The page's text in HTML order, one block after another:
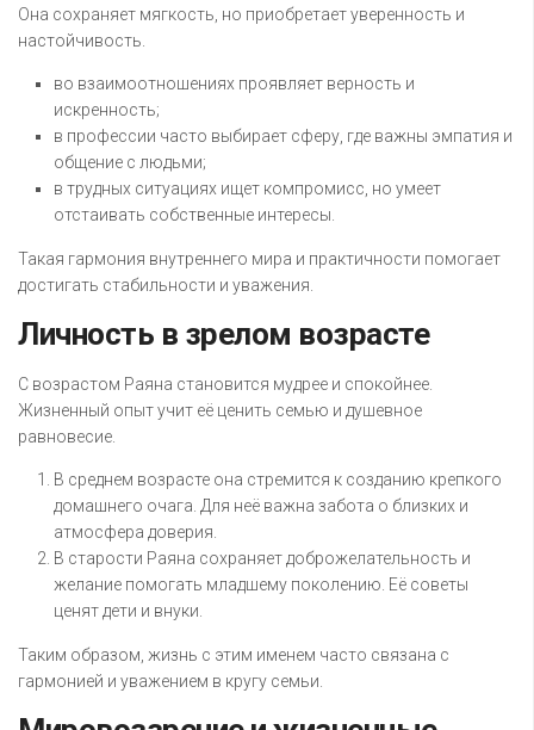
Она сохраняет мягкость, но приобретает уверенность и
настойчивость.
во взаимоотношениях проявляет верность и
искренность;
в профессии часто выбирает сферу, где важны эмпатия и
общение с людьми;
в трудных ситуациях ищет компромисс, но умеет
отстаивать собственные интересы.
Такая гармония внутреннего мира и практичности помогает
достигать стабильности и уважения.
Личность в зрелом возрасте
С возрастом Раяна становится мудрее и спокойнее.
Жизненный опыт учит её ценить семью и душевное
равновесие.
В среднем возрасте она стремится к созданию крепкого
домашнего очага. Для неё важна забота о близких и
атмосфера доверия.
В старости Раяна сохраняет доброжелательность и
желание помогать младшему поколению. Её советы
ценят дети и внуки.
Таким образом, жизнь с этим именем часто связана с
гармонией и уважением в кругу семьи.